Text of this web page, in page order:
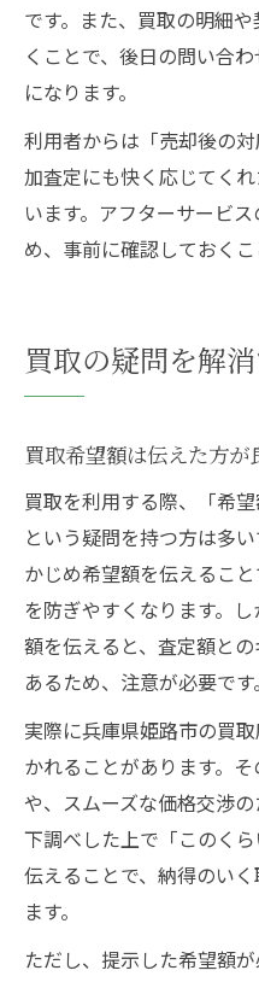
です。また、買取の明細
くことで、後日の問い合
になります。
利用者からは「売却後の
加査定にも快く応じてく
います。アフターサービ
め、事前に確認しておくこ
買取の疑問を解
買取希望額は伝えた方
買取を利用する際、「希
という疑問を持つ方は多
かじめ希望額を伝えるこ
を防ぎやすくなります。
額を伝えると、査定額と
あるため、注意が必要です。
実際に兵庫県姫路市の買
かれることがあります。
や、スムーズな価格交渉
下調べした上で「このく
伝えることで、納得のい
ます。
ただし、提示した希望額